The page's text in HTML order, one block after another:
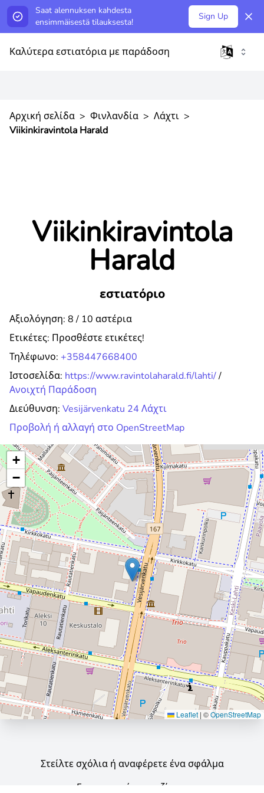
Saat alennuksen kahdesta
ensimmäisestä tilauksesta!
Sign Up
Καλύτερα εστιατόρια με παράδοση
Αρχική σελίδα > Φινλανδία > Λάχτι >
Viikinkiravintola Harald
Viikinkiravintola
Harald
εστιατόριο
Αξιολόγηση: 8 / 10 αστέρια
Ετικέτες: Προσθέστε ετικέτες!
Τηλέφωνο: +358447668400
Ιστοσελίδα: https://www.ravintolaharald.fi/lahti//
Ανοιχτή Παράδοση
Διεύθυνση: Vesijärvenkatu 24 Λάχτι
Προβολή ή αλλαγή στο OpenStreetMap
+
−
Leaflet | ©OpenStreetMap
Στείλτε σχόλια ή αναφέρετε ένα σφάλμα
Επικοινωνήστε μαζί μας